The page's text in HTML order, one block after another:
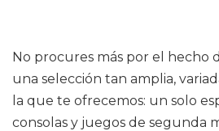
No procures más por el hecho
una selección tan amplia,
la que te ofrecemos: un solo
consolas y juegos de segunda